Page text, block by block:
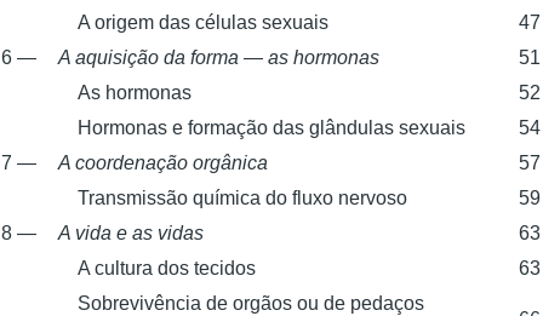
A origem das células sexuais
47
6 —
A aquisição da forma — as hormonas
51
As hormonas
52
Hormonas e formação das glândulas sexuais
54
7 —
A coordenação orgânica
57
Transmissão química do fluxo nervoso
59
8 —
A vida e as vidas
63
A cultura dos tecidos
63
Sobrevivência de orgãos ou de pedaços